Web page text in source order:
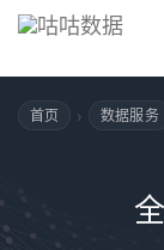
首页 › 数据服务